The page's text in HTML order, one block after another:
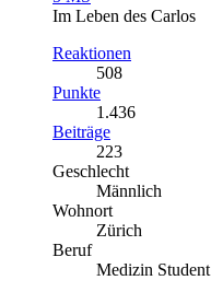
Im Leben des Carlos
Reaktionen
508
Punkte
1.436
Beiträge
223
Geschlecht
Männlich
Wohnort
Zürich
Beruf
Medizin Student